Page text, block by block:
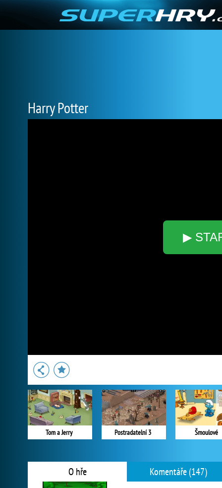
Harry Potter
▶
Tom a Jerry Postradatelní 3 Šmoulové
O hře Komentáře (147)